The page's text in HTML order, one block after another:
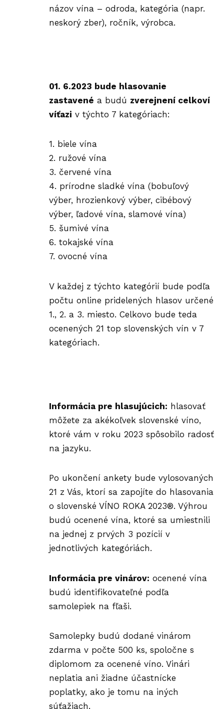
názov vína – odroda, kategória (napr.
neskorý zber), ročník, výrobca.
01. 6.2023 bude hlasovanie
zastavené a budú zverejnení celkoví
víťazi v týchto 7 kategóriach:
1. biele vína
2. ružové vína
3. červené vína
4. prírodne sladké vína (bobuľový
výber, hrozienkový výber, cibébový
výber, ľadové vína, slamové vína)
5. šumivé vína
6. tokajské vína
7. ovocné vína
V každej z týchto kategórií bude podľa
počtu online pridelených hlasov určené
1., 2. a 3. miesto. Celkovo bude teda
ocenených 21 top slovenských vín v 7
kategóriach.
Informácia pre hlasujúcich: hlasovať
môžete za akékoľvek slovenské víno,
ktoré vám v roku 2023 spôsobilo radosť
na jazyku.
Po ukončení ankety bude vylosovaných
21 z Vás, ktorí sa zapojíte do hlasovania
o slovenské VÍNO ROKA 2023®. Výhrou
budú ocenené vína, ktoré sa umiestnili
na jednej z prvých 3 pozícií v
jednotlivých kategóriách.
Informácia pre vinárov: ocenené vína
budú identifikovateľné podľa
samolepiek na fľaši.
Samolepky budú dodané vinárom
zdarma v počte 500 ks, spoločne s
diplomom za ocenené víno. Vinári
neplatia ani žiadne účastnícke
poplatky, ako je tomu na iných
súťažiach.